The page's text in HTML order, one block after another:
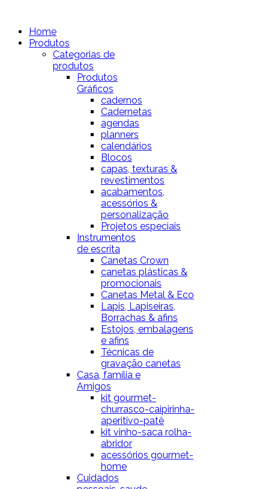
Home
Produtos
Categorias de
produtos
Produtos
Gráficos
cadernos
Cadernetas
agendas
planners
calendários
Blocos
capas, texturas &
revestimentos
acabamentos,
acessórios &
personalização
Projetos especiais
Instrumentos
de escrita
Canetas Crown
canetas plásticas &
promocionais
Canetas Metal & Eco
Lapis, Lapiseiras,
Borrachas & afins
Estojos, embalagens
e afins
Técnicas de
gravação canetas
Casa, família e
Amigos
kit gourmet-
churrasco-caipirinha-
aperitivo-patê
kit vinho-saca rolha-
abridor
acessórios gourmet-
home
Cuidados